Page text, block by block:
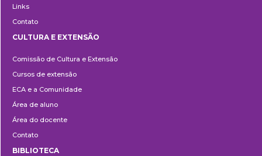
Links
Contato
e
Extensão
CULTURA E EXTENSÃO
Comissão de Cultura e Extensão
Cursos de extensão
ECA e a Comunidade
Área de aluno
Área do docente
Contato
BIBLIOTECA